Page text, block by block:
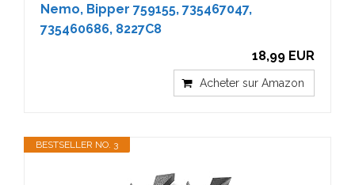
Nemo, Bipper 759155, 735467047,
735460686, 8227C8
18,99 EUR
Acheter sur Amazon
BESTSELLER NO. 3